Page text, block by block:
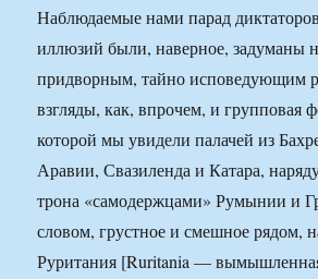
Наблюдаемые нами парад
иллюзий были, наверное, задуманы
придворным, тайно исповедующим
взгляды, как, впрочем, и групповая
которой мы увидели палачей из
Аравии, Свазиленда и Катара,
трона «самодержцами» Румынии и
словом, грустное и смешное рядом,
Руритания [Ruritania —